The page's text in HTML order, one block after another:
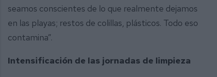
seamos conscientes de lo que realmente dejamos
en las playas; restos de colillas, plásticos. Todo eso
contamina”.
Intensificación de las jornadas de limpieza